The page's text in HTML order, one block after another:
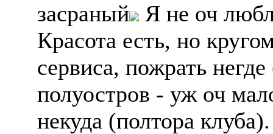
засраный
Я не оч
Красота есть, но
сервиса, пожрать
полуостров - уж оч
некуда (полтора